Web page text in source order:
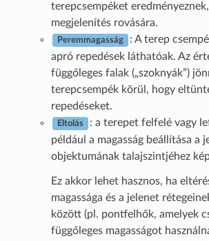
terepcsempéket
megjelenítés rovására.
Peremmagasság
: A terep
apró repedések láthatóak. Az
függőleges falak („szoknyák”)
terepcsempék körül, hogy
repedéseket.
Eltolás
: a terepet felfelé vagy
például a magasság beállítása a
objektumának talajszintjéhez
Ez akkor lehet hasznos, ha
magassága és a jelenet
között (pl. pontfelhők, amelyek
függőleges magasságot